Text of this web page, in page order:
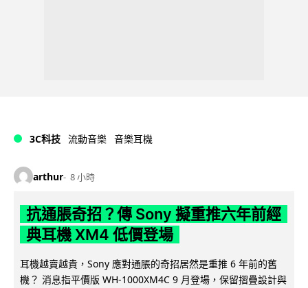
3C科技 流動音樂 音樂耳機
arthur 8 小時
抗通脹奇招？傳 Sony 擬重推六年前經
典耳機 XM4 低價登場
耳機越賣越貴，Sony 應對通脹的奇招居然是重推 6 年前的舊
機？ 消息指平價版 WH-1000XM4C 9 月登場，保留摺疊設計與